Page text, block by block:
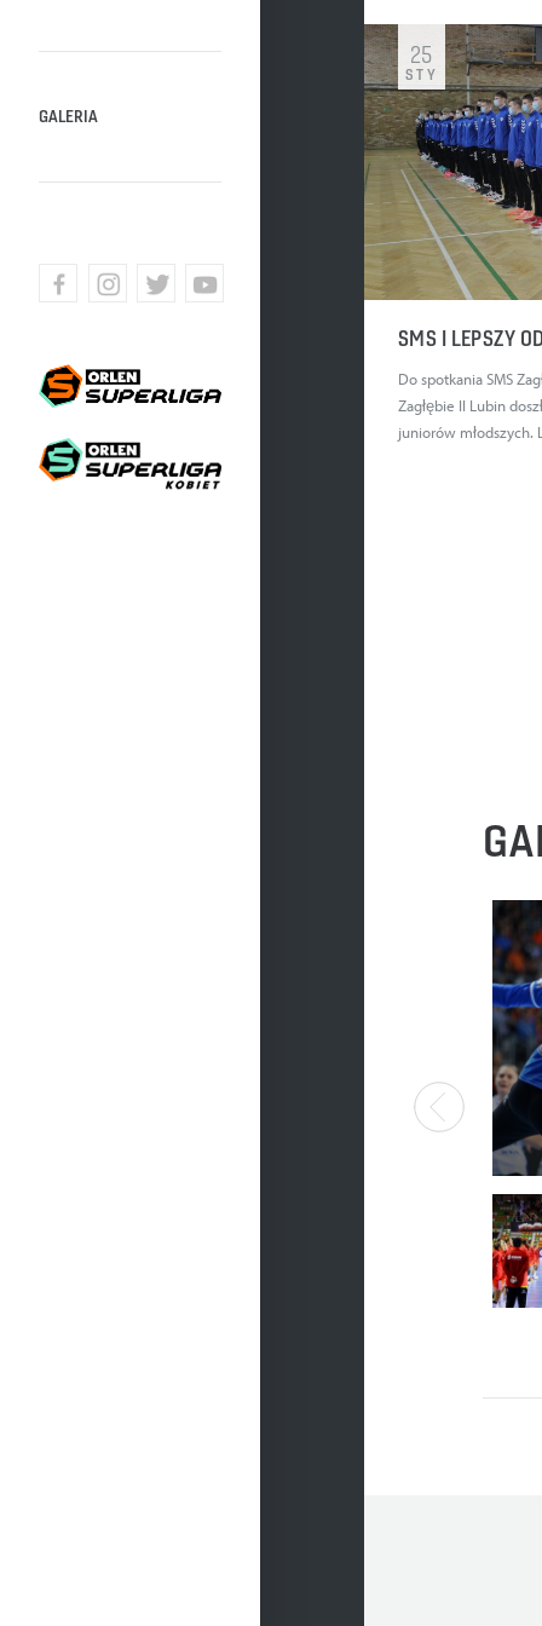
BIURO PRASOWE - KOBIETY
WŁADZE
HYMN MKS ZL
KONTAKT
HISTORIA
ZWYCIĘZCY
UCZESTNICY
GALERIA
SMS I LEPSZY
Do spotkania SMS
Zagłębie II Lubin
juniorów młodszych.
25
STY